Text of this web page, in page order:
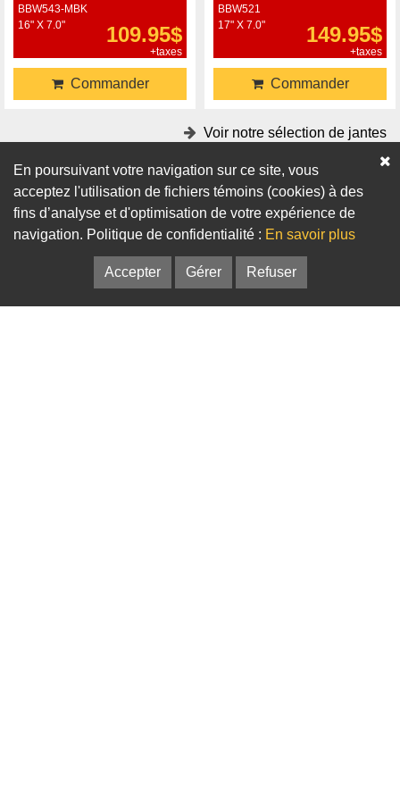
BBW543-MBK
16" X 7.0"
109.95$
+taxes
Commander
BBW521
17" X 7.0"
149.95$
+taxes
Commander
Voir notre sélection de jantes
Accessoires
Adaptateurs Bagues de centrage
En poursuivant votre navigation sur ce site, vous
acceptez l'utilisation de fichiers témoins (cookies) à des
fins d’analyse et d'optimisation de votre expérience de
navigation. Politique de confidentialité : En savoir plus
Accepter Gérer Refuser